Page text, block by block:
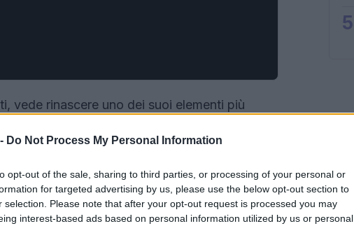
Do Not Process My Personal Information
opt-out of the sale, sharing to third parties, or processing of your personal or
for targeted advertising by us, please use the below opt-out section to
selection. Please note that after your opt-out request is processed you may
interest-based ads based on personal information utilized by us or personal
vede rinascere uno dei suoi elementi più
è stato restituito alla comunità dopo un
impedito l’accesso per quasi due
dei lavori emerge la torre di guardia
fruibile dopo più di mezzo secolo di
5